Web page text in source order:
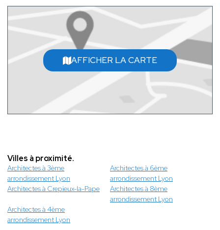
AFFICHER LA CARTE
Villes à proximité.
Architectes à 3ème
arrondissement Lyon
Architectes à 6ème
arrondissement Lyon
Architectes à Crepieux-la-Pape
Architectes à 8ème
arrondissement Lyon
Architectes à 4ème
arrondissement Lyon